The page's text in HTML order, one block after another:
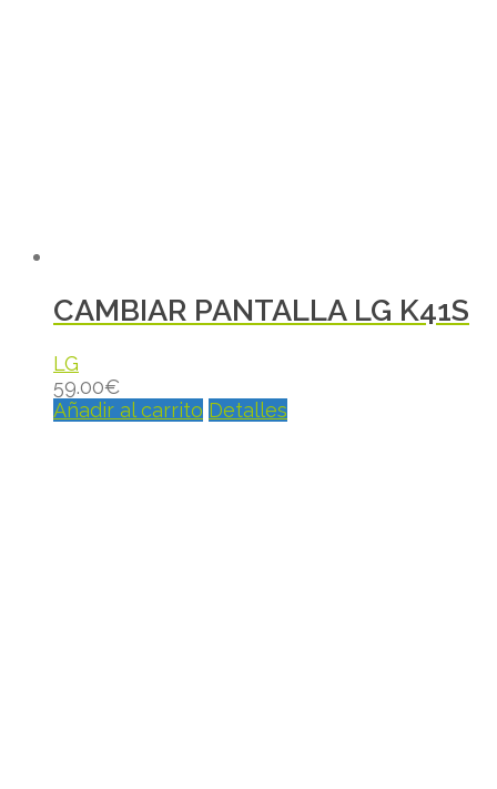
CAMBIAR PANTALLA LG K41S
LG
59.00€
Añadir al carrito Detalles